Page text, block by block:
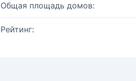
Общая площадь домов:
Рейтинг: